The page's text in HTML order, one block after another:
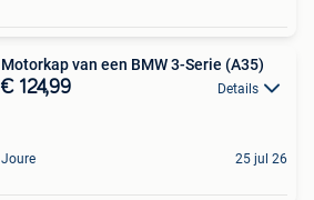
Motorkap van een BMW 3-Serie (A35)
€ 124,99 Details
Joure 25 jul 26